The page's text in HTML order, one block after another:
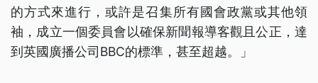
的方式來進行，或許是召集所有國會政黨或其他領
袖，成立一個委員會以確保新聞報導客觀且公正，達
到英國廣播公司BBC的標準，甚至超越。」